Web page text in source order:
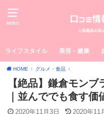
MENU
ライフスタイル 美容・健康
HOME グルメ・食品
【絶品】鎌倉モン
｜並んででも食す価
2020年11月3日 2020年11